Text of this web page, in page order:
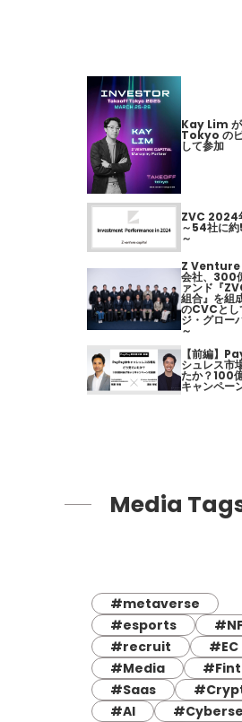
Kay Lim
Tokyo の
して参加
ZVC 2024
～54社に
～
Z
会社、300
ァンド『
組合』を組
のCVCとし
ジ・グロー
～
【前編】
シュレス市
たか？100
キャンペー
Media
#metaverse
#esports
#recruit
#EC
#Media
#Saas
#AI